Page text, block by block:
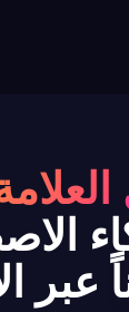
عبر